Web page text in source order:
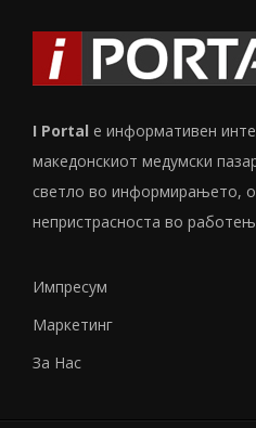
I Portal е информативен
македонскиот медумски
светло во информирањето,
непристрасноста во
Импресум
Маркетинг
За Нас